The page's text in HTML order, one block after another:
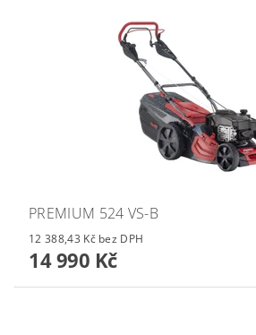
PREMIUM 524 VS-B
12 388,43 Kč bez DPH
14 990 Kč